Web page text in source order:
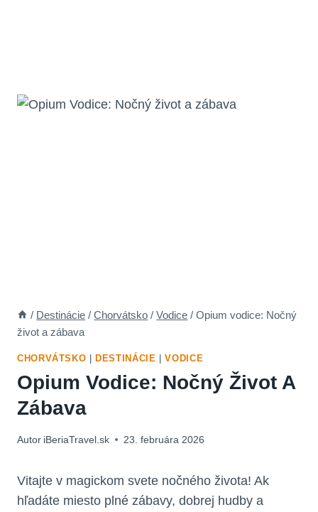
/ Destinácie / Chorvátsko / Vodice / Opium vodice: Nočný
život a zábava
CHORVÁTSKO DESTINÁCIE |VODICE
Opium Vodice: Nočný Život A
Zábava
Autor iBeriaTravel.sk 23. februára 2026
Vitajte v magickom svete nočného života! Ak
hľadáte miesto plné zábavy, dobrej hudby a